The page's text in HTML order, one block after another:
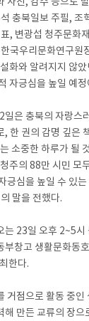
충북일보 주필, 조
, 변광섭 청주문화
국우리문화연구원
화와 알려지지 않
자긍심을 높일 예정
은 충북의 자랑스
한 권의 감명 깊은
소중한 하루가 될
주의 88만 시민 모
긍심을 높일 수 있는
말을 전했다.
는 23일 오후 2~5시
부창고 생활문화동
한다.
거점으로 활동 중인
해 만든 교류의 장으